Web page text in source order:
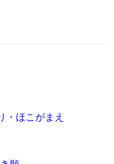
・ほこがまえ